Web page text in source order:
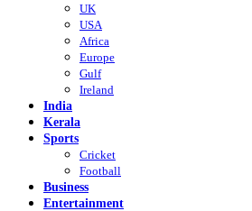
UK
USA
Africa
Europe
Gulf
Ireland
India
Kerala
Sports
Cricket
Football
Business
Entertainment